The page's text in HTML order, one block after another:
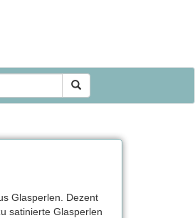
Glasperlen. Dezent
satinierte Glasperlen